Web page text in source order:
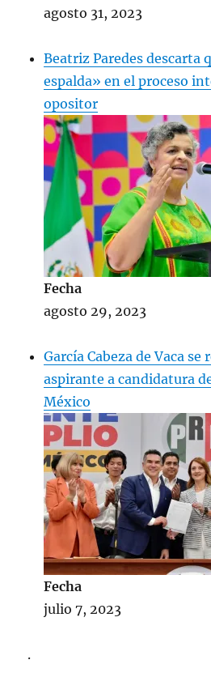
agosto 31, 2023
Beatriz Paredes descarta
espalda» en el proceso
opositor
Fecha
agosto 29, 2023
García Cabeza de Vaca
aspirante a candidatura
México
Fecha
julio 7, 2023
.